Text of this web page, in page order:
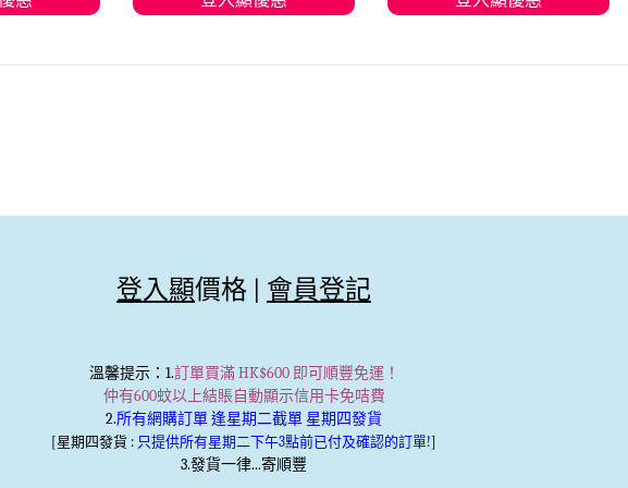
登入顯價格 | 會員登記
溫馨提示：1.訂單買滿 HK$600 即可順豐免運！
仲有600蚊以上結賬自動顯示信用卡免咭費
2.所有網購訂單 逢星期二截單 星期四發貨
[星期四發貨 : 只提供所有星期二下午3點前已付及確認的訂單!]
3.發貨一律...寄順豐